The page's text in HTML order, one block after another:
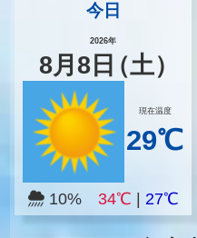
今日
2026年
8月8 日（土）
現在温度
29℃
10% 34℃ 27℃